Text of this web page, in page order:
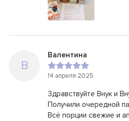
В
Валентина
14 апреля 2025
Здравствуйте Внук и
Получили очередной
Всё порции свежие и